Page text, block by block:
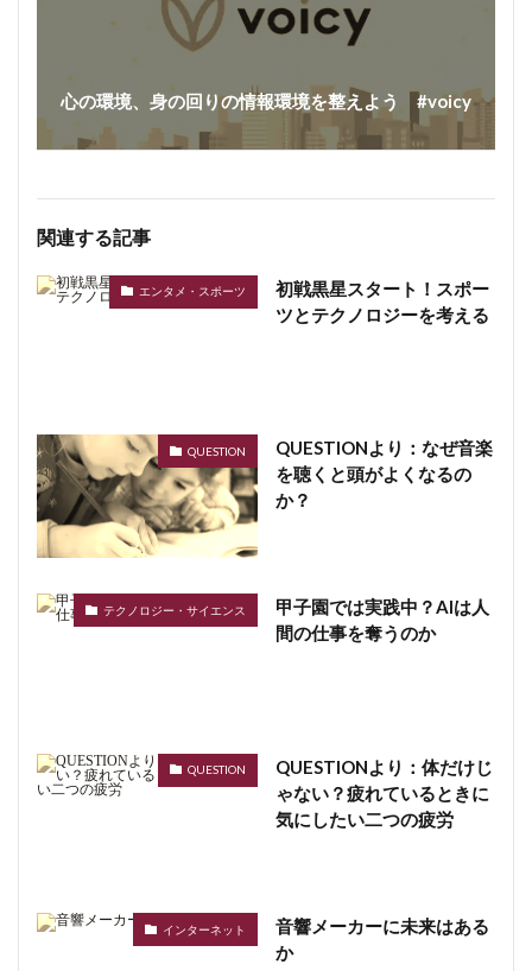
心の環境、身の回りの情報環境を整えよう #voicy
関連する記事
エンタメ・スポーツ
初戦黒星スタート！スポー
ツとテクノロジーを考える
QUESTION
QUESTIONより：なぜ音楽
を聴くと頭がよくなるの
か？
テクノロジー・サイエンス
甲子園では実践中？AIは人
間の仕事を奪うのか
QUESTION
QUESTIONより：体だけじ
ゃない？疲れているときに
気にしたい二つの疲労
インターネット
音響メーカーに未来はある
か